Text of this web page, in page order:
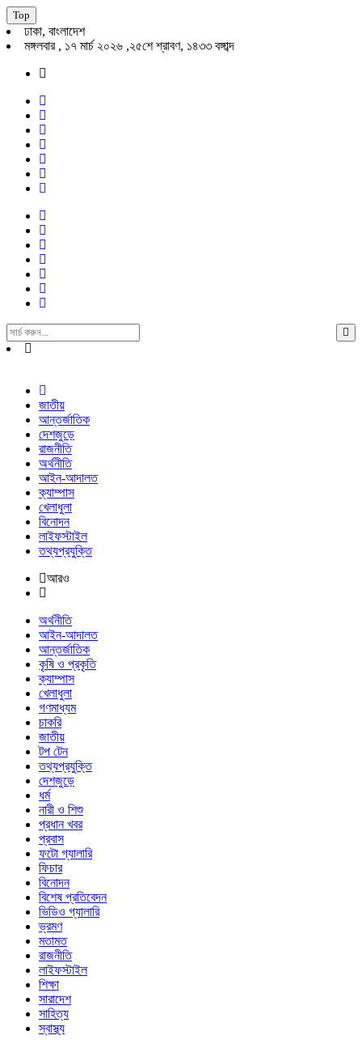
Top
ঢাকা, বাংলাদেশ
মঙ্গলবার , ১৭ মার্চ ২০২৬ ,২৫শে শ্রাবণ, ১৪৩৩ বঙ্গাব্দ
Search
For:
জাতীয়
আন্তর্জাতিক
দেশজুড়ে
রাজনীতি
অর্থনীতি
আইন-আদালত
ক্যাম্পাস
খেলাধুলা
বিনোদন
লাইফস্টাইল
তথ্যপ্রযুক্তি
আরও
অর্থনীতি
আইন-আদালত
আন্তর্জাতিক
কৃষি ও প্রকৃতি
ক্যাম্পাস
খেলাধুলা
গণমাধ্যম
চাকরি
জাতীয়
টপ টেন
তথ্যপ্রযুক্তি
দেশজুড়ে
ধর্ম
নারী ও শিশু
প্রধান খবর
প্রবাস
ফটো গ্যালারি
ফিচার
বিনোদন
বিশেষ প্রতিবেদন
ভিডিও গ্যালারি
ভ্রমণ
মতামত
রাজনীতি
লাইফস্টাইল
শিক্ষা
সারাদেশ
সাহিত্য
স্বাস্থ্য